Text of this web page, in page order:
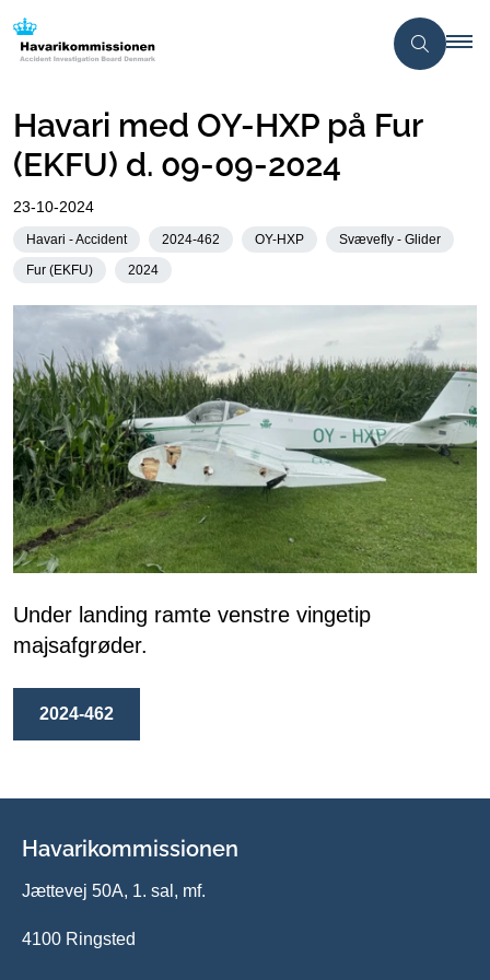
Havari med OY-HXP på Fur
(EKFU) d. 09-09-2024
23-10-2024
Havari - Accident 2024-462 OY-HXP
Svævefly - Glider
Fur (EKFU)
2024
Under landing ramte venstre vingetip
majsafgrøder.
2024-462
Havarikommissionen
Jættevej 50A, 1. sal, mf.
4100 Ringsted